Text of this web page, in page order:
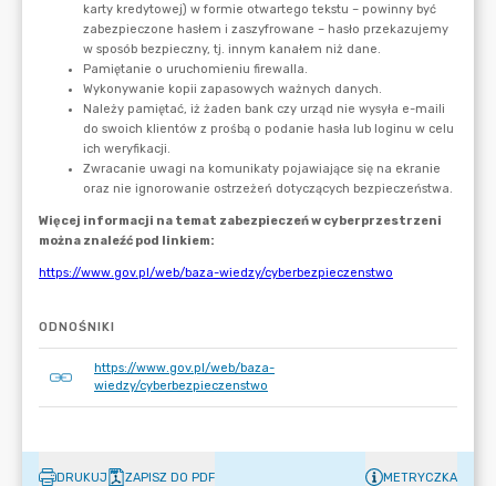
ODNOŚNIKI
https://www.gov.pl/web/baza-
wiedzy/cyberbezpieczenstwo
DRUKUJ ZAPISZ DO PDF METRYCZKA